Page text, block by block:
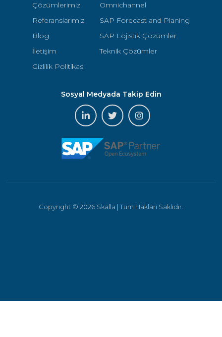
Çözümlerimiz
Referanslarımız
Blog
İletişim
Gizlilik Politikası
Omnichannel
SAP Forecast and Planing
SAP Lojistik Çözümler
Teknik Çözümler
Sosyal Medyada Takip Edin
Copyright © 2026 Skalla | Tüm Hakları Saklıdır.